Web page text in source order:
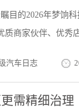
目的2026年梦饷
质商家伙伴、优秀
汽车日志
需精细治理